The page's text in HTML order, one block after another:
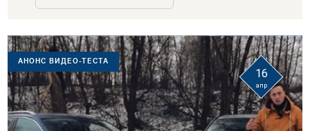
АНОНС ВИДЕО-ТЕСТА
16
апр